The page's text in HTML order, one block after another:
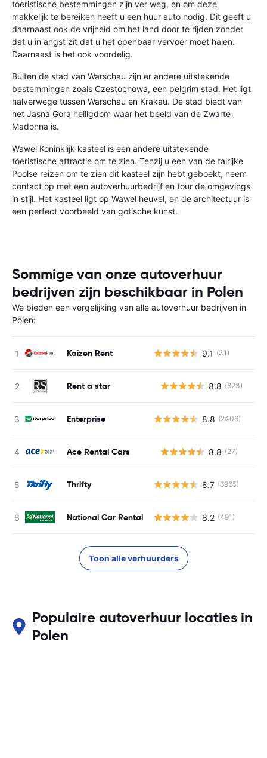
toeristische bestemmingen zijn ver weg, en om deze
makkelijk te bereiken heeft u een huur auto nodig. Dit geeft u
daarnaast ook de vrijheid om het land door te rijden zonder
dat u in angst zit dat u het openbaar vervoer moet halen.
Daarnaast is het ook voordelig.
Buiten de stad van Warschau zijn er andere uitstekende
bestemmingen zoals Czestochowa, een pelgrim stad. Het ligt
halverwege tussen Warschau en Krakau. De stad biedt van
het Jasna Gora heiligdom waar het beeld van de Zwarte
Madonna is.
Wawel Koninklijk kasteel is een andere uitstekende
toeristische attractie om te zien. Tenzij u een van de talrijke
Poolse reizen om te zien dit kasteel zijn hebt geboekt, neem
contact op met een autoverhuurbedrijf en tour de omgevings
in stijl. Het kasteel ligt op Wawel heuvel, en de architectuur is
een perfect voorbeeld van gotische kunst.
Sommige van onze autoverhuur
bedrijven zijn beschikbaar in Polen
We bieden een vergelijking van alle autoverhuur bedrijven in
Polen:
Kaizen Rent 9.1 (31)
Rent a star 8.8 (823)
Enterprise 8.8 (2406)
Ace Rental Cars 8.8 (27)
Thrifty 8.7 (6965)
National Car Rental 8.2 (491)
Toon alle verhuurders
Populaire autoverhuur locaties in
Polen